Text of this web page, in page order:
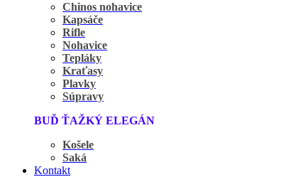
Chinos nohavice
Kapsáče
Rifle
Nohavice
Tepláky
Kraťasy
Plavky
Súpravy
BUĎ ŤAŽKÝ ELEGÁN
Košele
Saká
Kontakt